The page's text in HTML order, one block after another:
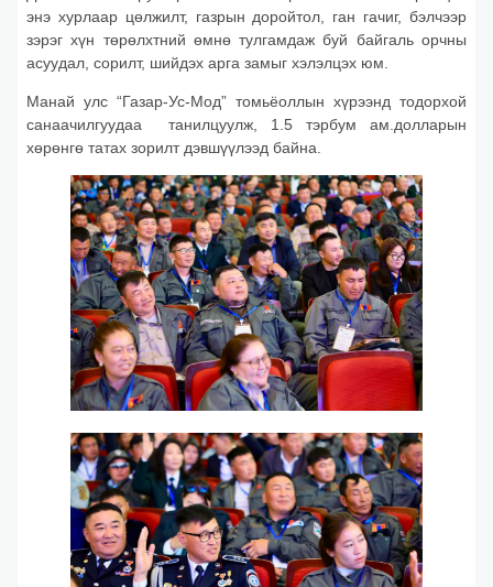
энэ хурлаар цөлжилт, газрын доройтол, ган гачиг, бэлчээр
зэрэг хүн төрөлхтний өмнө тулгамдаж буй байгаль орчны
асуудал, сорилт, шийдэх арга замыг хэлэлцэх юм.
Манай улс “Газар-Ус-Мод” томьёоллын хүрээнд тодорхой
санаачилгуудаа танилцуулж, 1.5 тэрбум ам.долларын
хөрөнгө татах зорилт дэвшүүлээд байна.